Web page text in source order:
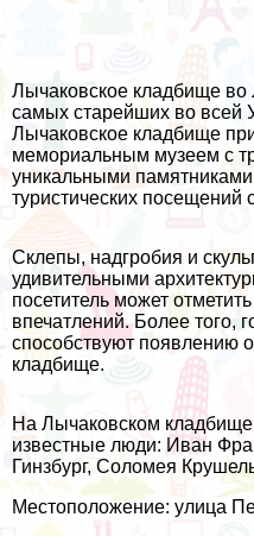
Лычаковское кладбище во
самых старейших во всей
Лычаковское кладбище
мемориальным музеем с
уникальными
туристических посещений
Склепы, надгробия и
удивительными
посетитель может
впечатлений. Более того,
способствуют появлению
кладбище.
На Лычаковском
известные люди: Иван
Гинзбург, Соломея
Местоположение: улица